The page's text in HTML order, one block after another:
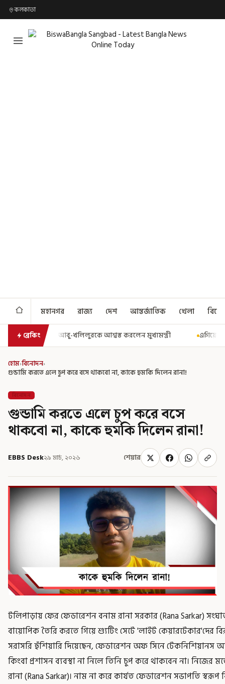
কলকাতা
মহানগর রাজ্য দেশ আন্তর্জাতিক খেলা
ব্রেকিং
মুখ্যমন্ত্রী এগিয়ে গেল আরও একধাপ, সপ্তম পে কমিশন গঠনের একাধিক
হোম›বিনোদন›
গুন্ডামি করতে এলে চুপ করে বসে থাকবো না, কাকে হুমকি দিলেন রানা!
বিনোদন
গুন্ডামি করতে এলে চুপ করে বসে
থাকবো না, কাকে হুমকি দিলেন রানা!
EBBS Desk২৯ মার্চ, ২০২৬ শেয়ার
টলিপাড়ায় ফের ফেডারেশন বনাম রানা সরকার (Rana Sarkar)
বায়োপিক তৈরি করতে গিয়ে শ্যুটিং সেটে 'লাইট কেয়ারটেকার'দের
সরাসরি হুঁশিয়ারি দিয়েছেন, ফেডারেশন অফ সিনে টেকনিশিয়ানস
কিংবা প্রশাসন ব্যবস্থা না নিলে তিনি চুপ করে থাকবেন না। নিজের
রানা (Rana Sarkar)। নাম না করে কার্যত ফেডারেশন সভাপতি